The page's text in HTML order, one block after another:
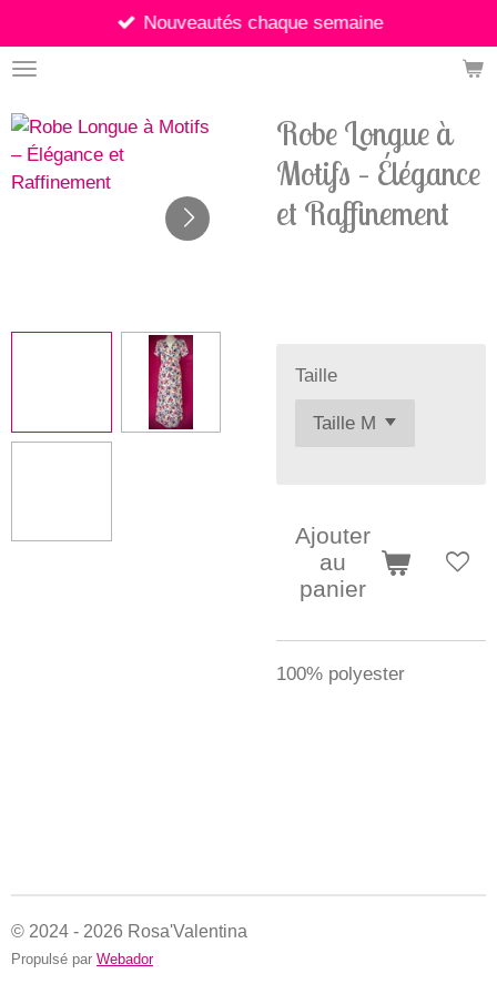
au
contenu
Nouveautés chaque semaine
Robe Longue à
Motifs – Élégance
et Raffinement
Taille
Ajouter
au
panier
100% polyester
© 2024 - 2026 Rosa'Valentina
Propulsé par Webador